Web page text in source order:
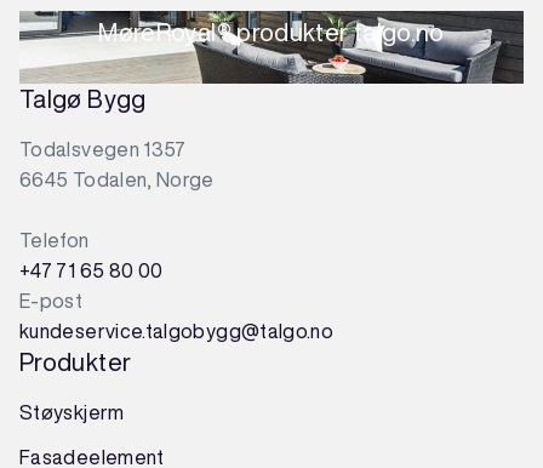
MøreRoyal® produkter talgo.no
Talgø Bygg
Todalsvegen 1357
6645 Todalen, Norge
Telefon
+47 71 65 80 00
E-post
kundeservice.talgobygg@talgo.no
Produkter
Støyskjerm
Fasadeelement